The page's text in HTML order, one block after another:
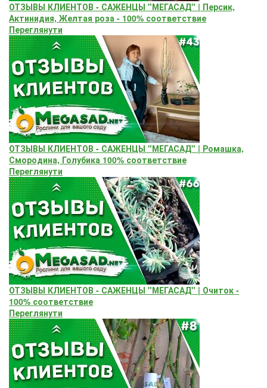
ОТЗЫВЫ КЛИЕНТОВ - САЖЕНЦЫ "МЕГАСАД" | Персик,
Актинидия, Желтая роза - 100% соответствие
Переглянути
ОТЗЫВЫ КЛИЕНТОВ - САЖЕНЦЫ "МЕГАСАД" | Ромашка,
Смородина, Голубика 100% соответствие
Переглянути
ОТЗЫВЫ КЛИЕНТОВ - САЖЕНЦЫ "МЕГАСАД" | Очиток -
100% соответствие
Переглянути